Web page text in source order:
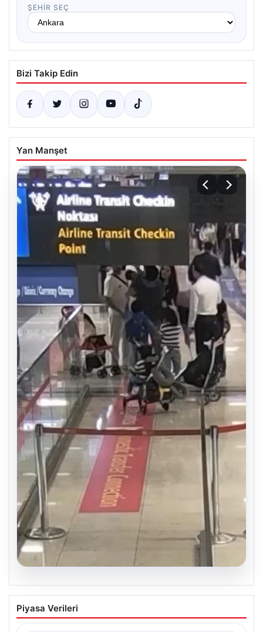
ŞEHIR SEÇ
Bizi Takip Edin
Yan Manşet
2 yaşındaki bebeği Heimlich
manevrasıyla kurtaran personele ödül
Piyasa Verileri